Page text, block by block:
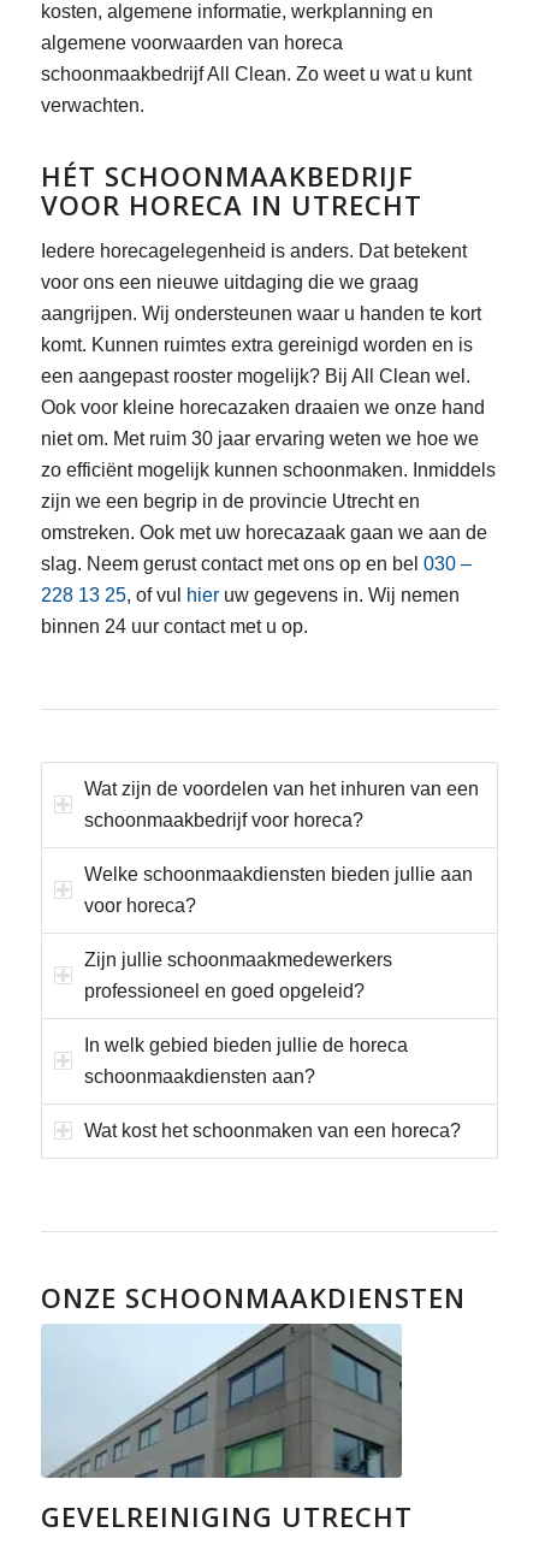
kosten, algemene informatie, werkplanning en
algemene voorwaarden van horeca
schoonmaakbedrijf All Clean. Zo weet u wat u kunt
verwachten.
HÉT SCHOONMAAKBEDRIJF
VOOR HORECA IN UTRECHT
Iedere horecagelegenheid is anders. Dat betekent
voor ons een nieuwe uitdaging die we graag
aangrijpen. Wij ondersteunen waar u handen te kort
komt. Kunnen ruimtes extra gereinigd worden en is
een aangepast rooster mogelijk? Bij All Clean wel.
Ook voor kleine horecazaken draaien we onze hand
niet om. Met ruim 30 jaar ervaring weten we hoe we
zo efficiënt mogelijk kunnen schoonmaken. Inmiddels
zijn we een begrip in de provincie Utrecht en
omstreken. Ook met uw horecazaak gaan we aan de
slag. Neem gerust contact met ons op en bel 030 –
228 13 25, of vul hieruw gegevens in. Wij nemen
binnen 24 uur contact met u op.
Wat zijn de voordelen van het inhuren van een
schoonmaakbedrijf voor horeca?
Welke schoonmaakdiensten bieden jullie aan
voor horeca?
Zijn jullie schoonmaakmedewerkers
professioneel en goed opgeleid?
In welk gebied bieden jullie de horeca
schoonmaakdiensten aan?
Wat kost het schoonmaken van een horeca?
ONZE SCHOONMAAKDIENSTEN
GEVELREINIGING UTRECHT